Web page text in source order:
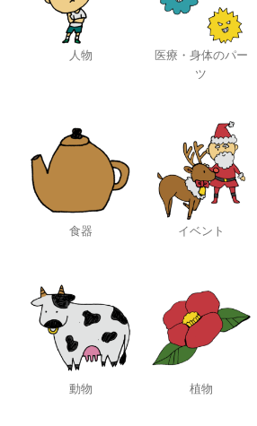
人物
医療・身体のパー
ツ
食器 イベント
動物 植物